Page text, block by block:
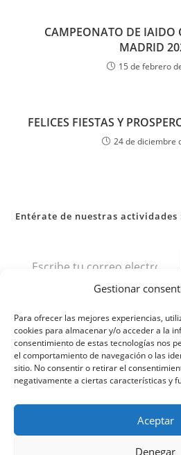
Gestionar
Para ofrecer las mejores experiencias,
cookies para almacenar y/o acceder a la
consentimiento de estas tecnologías nos
el comportamiento de navegación o las
sitio. No consentir o retirar el
negativamente a ciertas características y
Aceptar
Denegar
CAMPEONATO DE IAIDO
MADRID
15 de febrero
FELICES FIESTAS Y
24 de diciembre
Entérate de nuestras actividades